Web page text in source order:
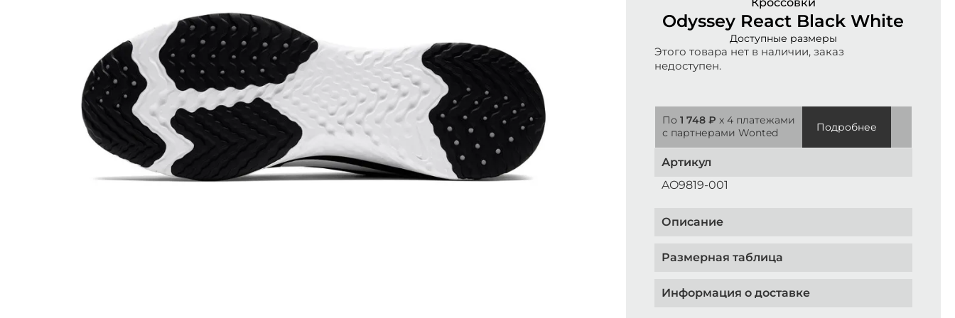
Odyssey React Black White
Доступные размеры
Этого товара нет в наличии, заказ
недоступен.
По 1 748 ₽ x 4 платежами
с партнерами Wonted
Подробнее
Артикул
AO9819-001
Описание
Размерная таблица
Информация о доставке